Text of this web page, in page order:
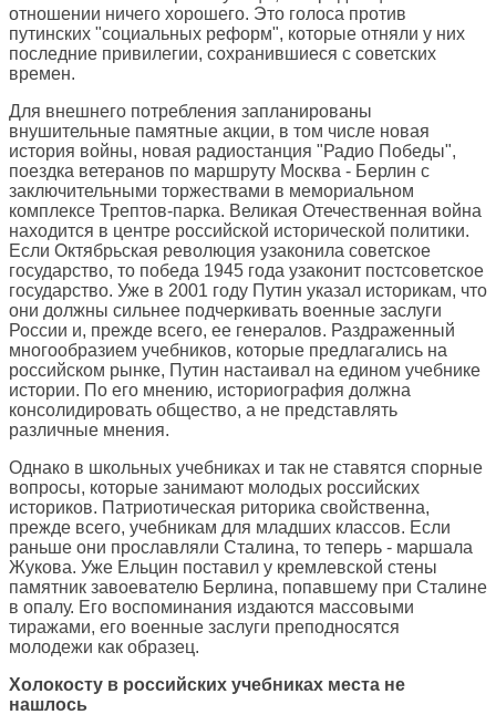
отношении ничего хорошего. Это голоса против
путинских "социальных реформ", которые отняли у них
последние привилегии, сохранившиеся с советских
времен.
Для внешнего потребления запланированы
внушительные памятные акции, в том числе новая
история войны, новая радиостанция "Радио Победы",
поездка ветеранов по маршруту Москва - Берлин с
заключительными торжествами в мемориальном
комплексе Трептов-парка. Великая Отечественная война
находится в центре российской исторической политики.
Если Октябрьская революция узаконила советское
государство, то победа 1945 года узаконит постсоветское
государство. Уже в 2001 году Путин указал историкам, что
они должны сильнее подчеркивать военные заслуги
России и, прежде всего, ее генералов. Раздраженный
многообразием учебников, которые предлагались на
российском рынке, Путин настаивал на едином учебнике
истории. По его мнению, историография должна
консолидировать общество, а не представлять
различные мнения.
Однако в школьных учебниках и так не ставятся спорные
вопросы, которые занимают молодых российских
историков. Патриотическая риторика свойственна,
прежде всего, учебникам для младших классов. Если
раньше они прославляли Сталина, то теперь - маршала
Жукова. Уже Ельцин поставил у кремлевской стены
памятник завоевателю Берлина, попавшему при Сталине
в опалу. Его воспоминания издаются массовыми
тиражами, его военные заслуги преподносятся
молодежи как образец.
Холокосту в российских учебниках места не
нашлось